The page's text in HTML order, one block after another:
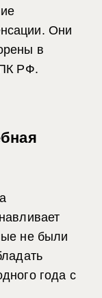
Они
в
РФ.
не были
года с